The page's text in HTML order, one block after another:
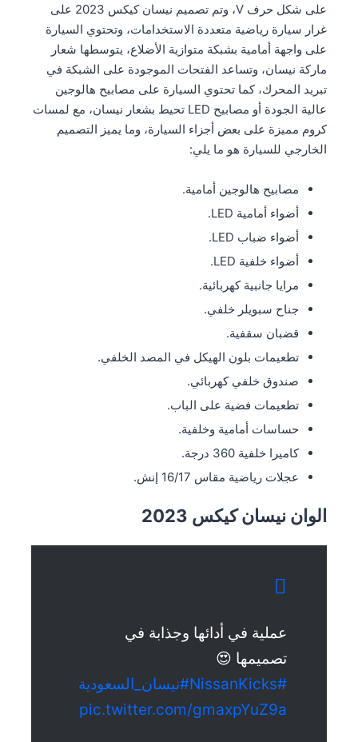
على شكل حرف V، وتم تصميم نيسان كيكس 2023 على
غرار سيارة رياضية متعددة الاستخدامات، وتحتوي السيارة
على واجهة أمامية بشبكة متوازية الأضلاع، يتوسطها شعار
ماركة نيسان، وتساعد الفتحات الموجودة على الشبكة في
تبريد المحرك، كما تحتوي السيارة على مصابيح هالوجين
عالية الجودة أو مصابيح LED تحيط بشعار نيسان، مع لمسات
كروم مميزة على بعض أجزاء السيارة، وما يميز التصميم
الخارجي للسيارة هو ما يلي:
مصابيح هالوجين أمامية.
أضواء أمامية LED.
أضواء ضباب LED.
أضواء خلفية LED.
مرايا جانبية كهربائية.
جناح سبويلر خلفي.
قضبان سقفية.
تطعيمات بلون الهيكل في المصد الخلفي.
صندوق خلفي كهربائي.
تطعيمات فضية على الباب.
حساسات أمامية وخلفية.
كاميرا خلفية 360 درجة.
عجلات رياضية مقاس 16/17 إنش.
الوان نيسان كيكس 2023
عملية في أدائها وجذابة في
تصميمها 😍
#NissanKicks
#نيسان_السعودية
pic.twitter.com/gmaxpYuZ9a